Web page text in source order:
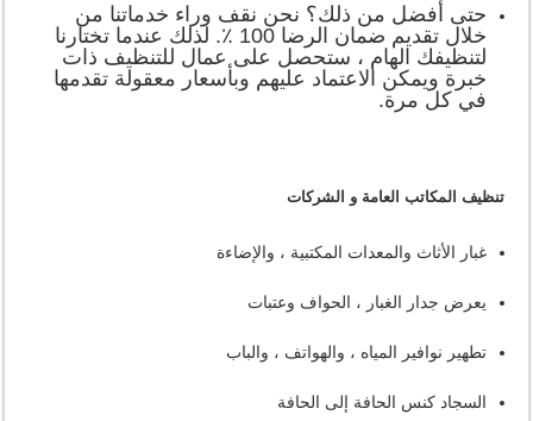
حتى أفضل من ذلك؟ نحن نقف وراء خدماتنا من
خلال تقديم ضمان الرضا 100 ٪. لذلك عندما تختارنا
لتنظيفك الهام ، ستحصل على عمال للتنظيف ذات
خبرة ويمكن الاعتماد عليهم وبأسعار معقولة تقدمها
في كل مرة.
تنظيف المكاتب العامة و الشركات
غبار الأثاث والمعدات المكتبية ، والإضاءة
يعرض جدار الغبار ، الحواف وعتبات
تطهير نوافير المياه ، والهواتف ، والباب
السجاد كنس الحافة إلى الحافة